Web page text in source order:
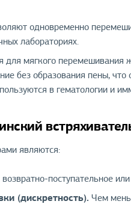
одновременно
лабораториях.
для мягкого перемешивания
без образования пены,
в гематологии и
являются:
поступательное
(дискретность). Чем